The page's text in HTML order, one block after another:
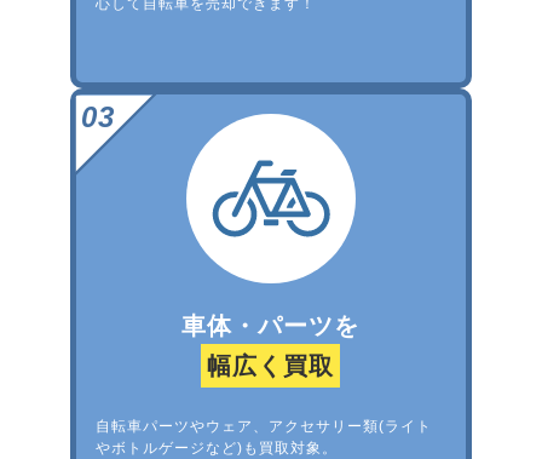
心して自転車を売却できます！
車体・パーツを
幅広く買取
自転車パーツやウェア、アクセサリー類(ライト
やボトルゲージなど)も買取対象。